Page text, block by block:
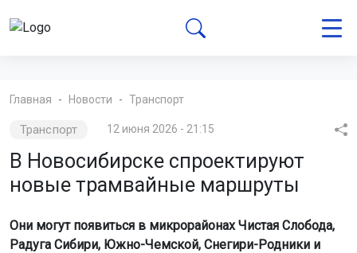
Главная Новости Транспорт
Транспорт 12 июня 2026 - 21:15
В Новосибирске спроектируют
новые трамвайные маршруты
Они могут появиться в микрорайонах Чистая Слобода,
Радуга Сибири, Южно-Чемской, Снегири-Родники и